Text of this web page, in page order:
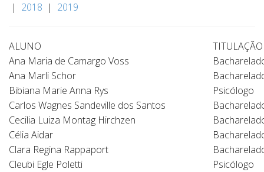
| 2018 | 2019
ALUNO
TITULAÇÃO
Ana Maria de Camargo Voss
Ana Marli Schor
Bibiana Marie Anna Rys
Psicólogo
Carlos Wagnes Sandeville dos Santos
Cecilia Luiza Montag Hirchzen
Célia Aidar
Clara Regina Rappaport
Cleubi Egle Poletti
Psicólogo